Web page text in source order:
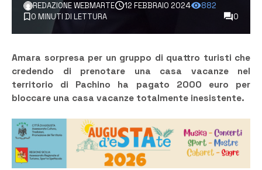
REDAZIONE WEBMARTE 12 FEBBRAIO 2024
882
0 MINUTI DI LETTURA
0
Amara sorpresa per un gruppo di quattro turisti che
credendo di prenotare una casa vacanze nel
territorio di Pachino ha pagato 2000 euro per
bloccare una casa vacanze totalmente inesistente.